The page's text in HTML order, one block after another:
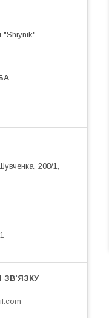
"Shiynik"
208/1,